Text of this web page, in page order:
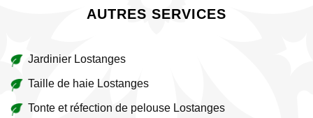
AUTRES SERVICES
Jardinier Lostanges
Taille de haie Lostanges
Tonte et réfection de pelouse Lostanges